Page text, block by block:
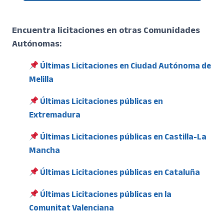
Encuentra licitaciones en otras Comunidades
Autónomas:
Últimas Licitaciones en Ciudad Autónoma de
Melilla
Últimas Licitaciones públicas en
Extremadura
Últimas Licitaciones públicas en Castilla-La
Mancha
Últimas Licitaciones públicas en Cataluña
Últimas Licitaciones públicas en la
Comunitat Valenciana